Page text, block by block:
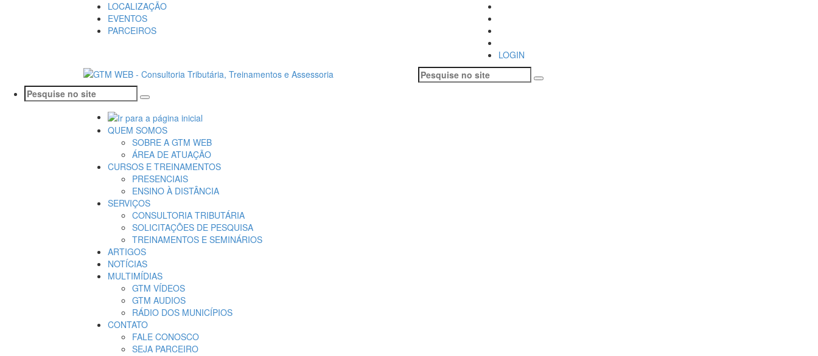
LOCALIZAÇÃO
EVENTOS
PARCEIROS
LOGIN
QUEM SOMOS
SOBRE A GTM WEB
ÁREA DE ATUAÇÃO
CURSOS E TREINAMENTOS
PRESENCIAIS
ENSINO À DISTÂNCIA
SERVIÇOS
CONSULTORIA TRIBUTÁRIA
SOLICITAÇÕES DE PESQUISA
TREINAMENTOS E SEMINÁRIOS
ARTIGOS
NOTÍCIAS
MULTIMÍDIAS
GTM VÍDEOS
GTM AUDIOS
RÁDIO DOS MUNICÍPIOS
CONTATO
FALE CONOSCO
SEJA PARCEIRO